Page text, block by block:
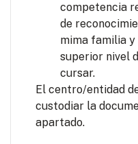
competencia
de
mima familia
superior nivel
cursar.
El centro/entidad
custodiar la
apartado.